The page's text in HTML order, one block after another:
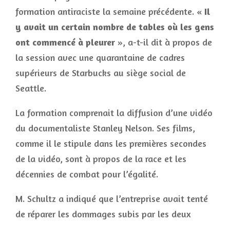
formation antiraciste la semaine précédente. « Il
y avait un certain nombre de tables où les gens
ont commencé à pleurer », a-t-il dit à propos de
la session avec une quarantaine de cadres
supérieurs de Starbucks au siège social de
Seattle.
La formation comprenait la diffusion d’une vidéo
du documentaliste Stanley Nelson. Ses films,
comme il le stipule dans les premières secondes
de la vidéo, sont à propos de la race et les
décennies de combat pour l’égalité.
M. Schultz a indiqué que l’entreprise avait tenté
de réparer les dommages subis par les deux